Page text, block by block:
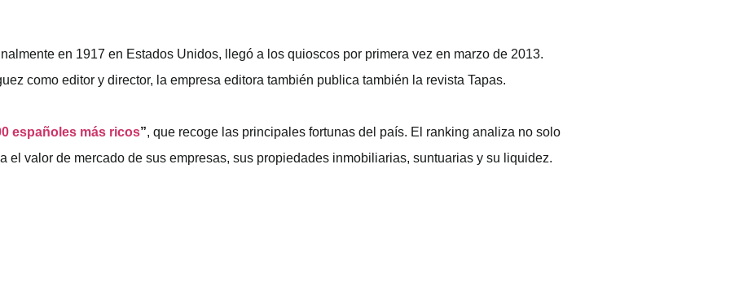
en 1917 en Estados Unidos, llegó a los quioscos por primera vez en marzo de 2013.
como editor y director, la empresa editora también publica también la revista Tapas.
españoles más ricos”, que recoge las principales fortunas del país. El ranking analiza no solo
el valor de mercado de sus empresas, sus propiedades inmobiliarias, suntuarias y su liquidez.